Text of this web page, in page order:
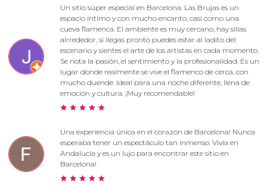
Un sitio súper especial en Barcelona. Las Brujas es un
espacio íntimo y con mucho encanto, casi como una
cueva flamenca. El ambiente es muy cercano, hay sillas
alrrededor, si llegas pronto puedes estar al ladito del
escenario y sientes el arte de los artistas en cada momento.
Se nota la pasión, el sentimiento y la profesionalidad. Es un
lugar donde realmente se vive el flamenco de cerca, con
mucho duende. Ideal para una noche diferente, llena de
emoción y cultura. ¡Muy recomendable!
Una experiencia única en el corazón de Barcelona! Nunca
esperaba tener un espectáculo tan inmenso. Vivía en
Andalucía y es un lujo para encontrar este sitio en
Barcelona!